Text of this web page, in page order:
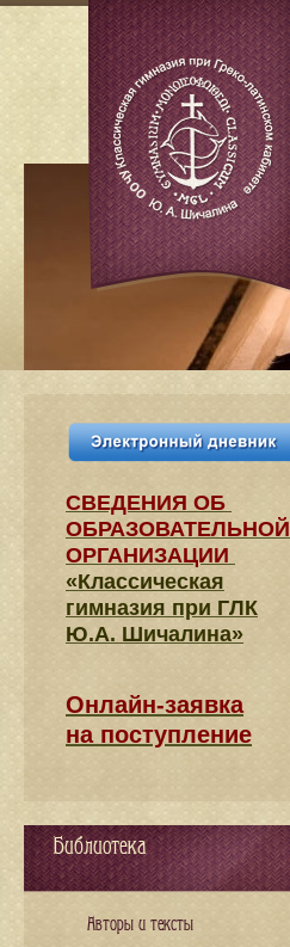
СВЕДЕНИЯ​ ОБ
ОБРАЗОВАТЕЛЬНОЙ
ОРГАНИЗАЦИИ
«Классическая
гимназия при ГЛК
Ю.А. Шичалина»
Онлайн-заявка
на поступление
Библиотека
Авторы и тексты